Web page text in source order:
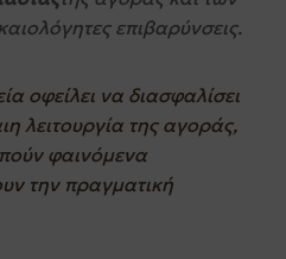
επιβαρύνσεις.
οφείλει να διασφαλίσει
λειτουργία της αγοράς,
φαινόμενα
την πραγματική